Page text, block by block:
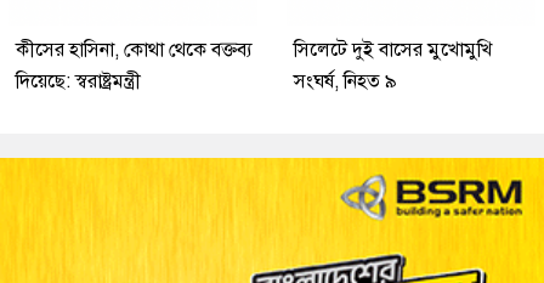
কীসের হাসিনা, কোথা থেকে বক্তব্য
দিয়েছে: স্বরাষ্ট্রমন্ত্রী
সিলেটে দুই বাসের মুখোমুখি
সংঘর্ষ, নিহত ৯